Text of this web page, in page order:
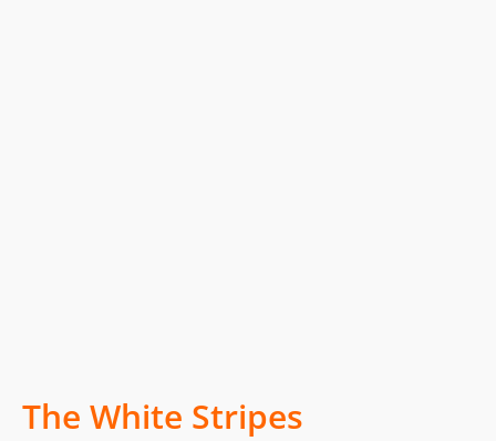
The White Stripes